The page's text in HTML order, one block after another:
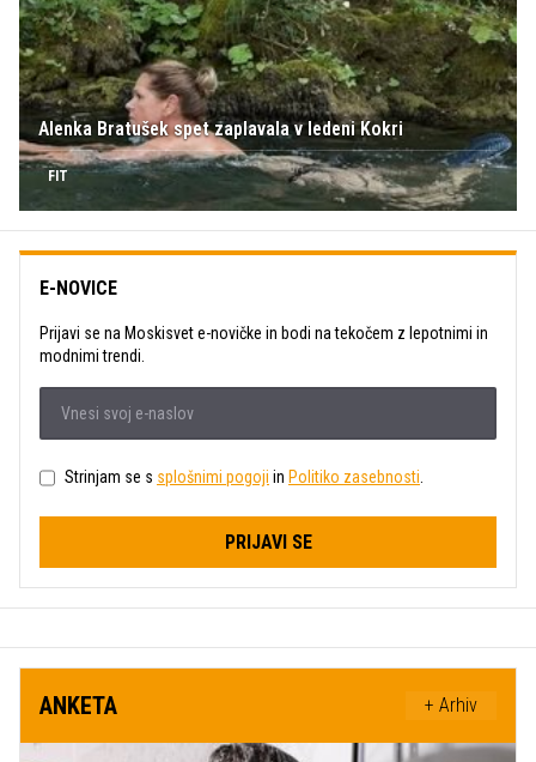
Alenka Bratušek spet zaplavala v ledeni Kokri
FIT
E-NOVICE
Prijavi se na Moskisvet e-novičke in bodi na tekočem z lepotnimi in
modnimi trendi.
Strinjam se s splošnimi pogoji in Politiko zasebnosti
PRIJAVI SE
ANKETA + Arhiv